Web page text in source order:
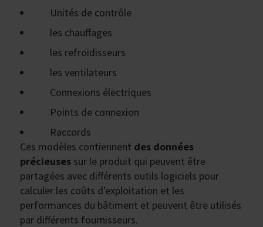
Unités de contrôle
les chauffages
les refroidisseurs
les ventilateurs
Connexions électriques
Points de connexion
Raccords
Ces modèles contiennent des données
précieuses sur le produit qui peuvent être
partagées avec différents outils logiciels pour
calculer les coûts d'exploitation et les
performances du bâtiment et peuvent être utilisés
par différents fournisseurs.